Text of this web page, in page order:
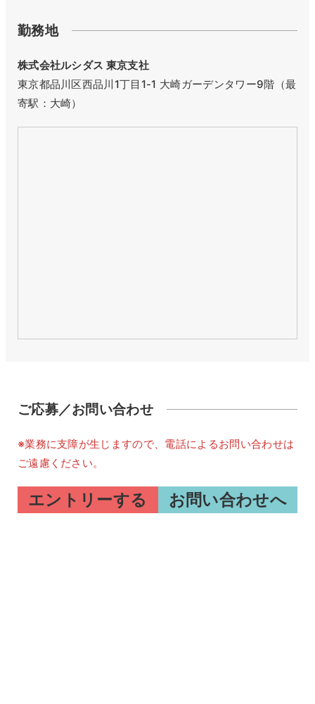
勤務地
株式会社ルシダス 東京支社
東京都品川区西品川1丁目1-1 大崎ガーデンタワー9階（最
寄駅：大崎）
ご応募／お問い合わせ
※業務に支障が生じますので、電話によるお問い合わせは
ご遠慮ください。
エントリーする お問い合わせへ